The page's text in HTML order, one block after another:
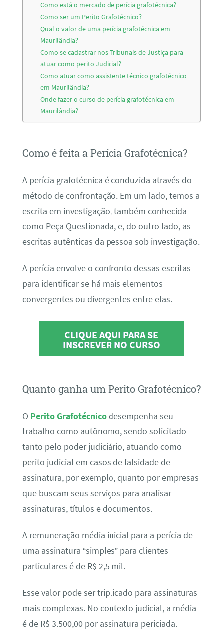
Como está o mercado de perícia grafotécnica?
Como ser um Perito Grafotécnico?
Qual o valor de uma perícia grafotécnica em
Maurilândia?
Como se cadastrar nos Tribunais de Justiça para
atuar como perito Judicial?
Como atuar como assistente técnico grafotécnico
em Maurilândia?
Onde fazer o curso de perícia grafotécnica em
Maurilândia?
Como é feita a Perícia Grafotécnica?
A perícia grafotécnica é conduzida através do
método de confrontação. Em um lado, temos a
escrita em investigação, também conhecida
como Peça Questionada, e, do outro lado, as
escritas autênticas da pessoa sob investigação.
A perícia envolve o confronto dessas escritas
para identificar se há mais elementos
convergentes ou divergentes entre elas.
CLIQUE AQUI PARA SE
INSCREVER NO CURSO
Quanto ganha um Perito Grafotécnico?
O Perito Grafotécnicodesempenha seu
trabalho como autônomo, sendo solicitado
tanto pelo poder judiciário, atuando como
perito judicial em casos de falsidade de
assinatura, por exemplo, quanto por empresas
que buscam seus serviços para analisar
assinaturas, títulos e documentos.
A remuneração média inicial para a perícia de
uma assinatura “simples” para clientes
particulares é de R$ 2,5 mil.
Esse valor pode ser triplicado para assinaturas
mais complexas. No contexto judicial, a média
é de R$ 3.500,00 por assinatura periciada.